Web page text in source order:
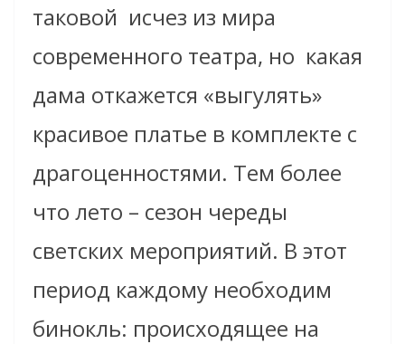
таковой исчез из мира
современного театра, но какая
дама откажется «выгулять»
красивое платье в комплекте с
драгоценностями. Тем более
что лето – сезон череды
светских мероприятий. В этот
период каждому необходим
бинокль: происходящее на